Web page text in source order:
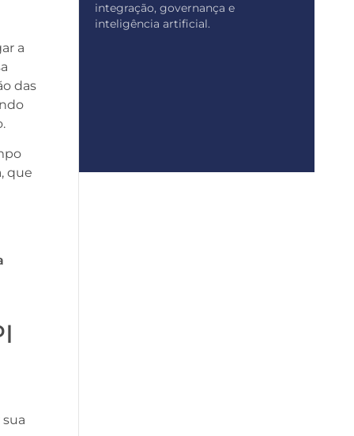
a
das
que
integração, governança e
inteligência artificial.